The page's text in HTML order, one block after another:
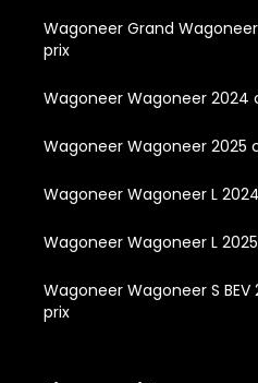
Wagoneer Grand
prix
Wagoneer Wagoneer
Wagoneer Wagoneer 2025
Wagoneer Wagoneer L
Wagoneer Wagoneer L
Wagoneer Wagoneer S
prix